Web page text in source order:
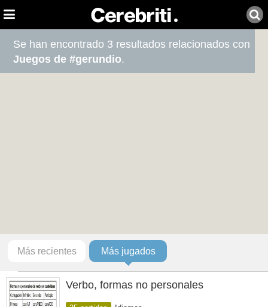
Se han encontrado 3 resultados relacionados con
Juegos de #gerundio.
Más recientes Más jugados
Verbo, formas no personales